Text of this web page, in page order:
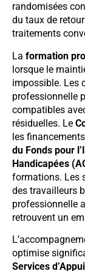
randomisées
du taux de
traitements
La formation
lorsque le
impossible. Les
professionnelle
compatibles
résiduelles. Le
les
du Fonds pour
Handicapées
formations. Les
des travailleurs
professionnelle
retrouvent un
optimise
Services